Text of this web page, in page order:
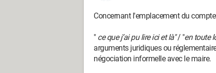
Concernant l'emplacement du
" ce que j’ai pu lire ici et là"/ "en toute
arguments juridiques ou
négociation informelle avec le maire.